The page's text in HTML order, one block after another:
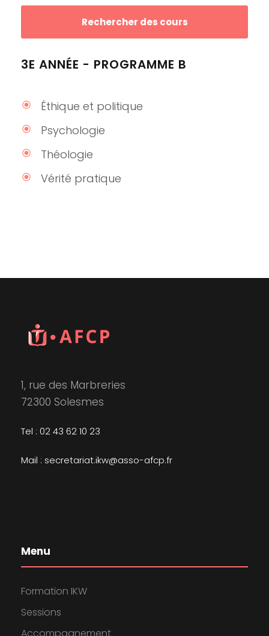
3E ANNÉE - PROGRAMME B
Éthique et politique
Psychologie
Théologie
Vérité pratique
1, rue des Marbreries
72300 Solesmes
Tel : 02 43 62 10 23
Mail : secretariat.ikw@asso-afcp.fr
Menu
Formation IKW
Sessions